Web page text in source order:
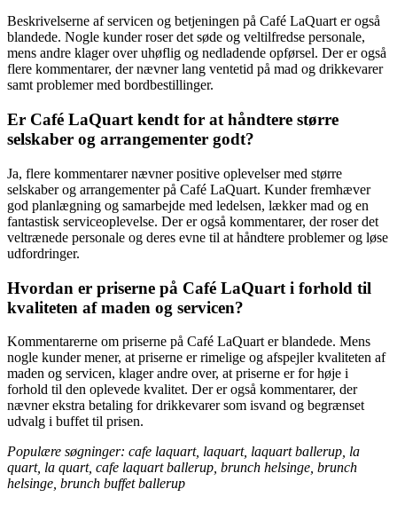
Beskrivelserne af servicen og betjeningen på Café LaQuart er også
blandede. Nogle kunder roser det søde og veltilfredse personale,
mens andre klager over uhøflig og nedladende opførsel. Der er også
flere kommentarer, der nævner lang ventetid på mad og drikkevarer
samt problemer med bordbestillinger.
Er Café LaQuart kendt for at håndtere større
selskaber og arrangementer godt?
Ja, flere kommentarer nævner positive oplevelser med større
selskaber og arrangementer på Café LaQuart. Kunder fremhæver
god planlægning og samarbejde med ledelsen, lækker mad og en
fantastisk serviceoplevelse. Der er også kommentarer, der roser det
veltrænede personale og deres evne til at håndtere problemer og løse
udfordringer.
Hvordan er priserne på Café LaQuart i forhold til
kvaliteten af maden og servicen?
Kommentarerne om priserne på Café LaQuart er blandede. Mens
nogle kunder mener, at priserne er rimelige og afspejler kvaliteten af
maden og servicen, klager andre over, at priserne er for høje i
forhold til den oplevede kvalitet. Der er også kommentarer, der
nævner ekstra betaling for drikkevarer som isvand og begrænset
udvalg i buffet til prisen.
Populære søgninger: cafe laquart, laquart, laquart ballerup, la
quart, la quart, cafe laquart ballerup, brunch helsinge, brunch
helsinge, brunch buffet ballerup